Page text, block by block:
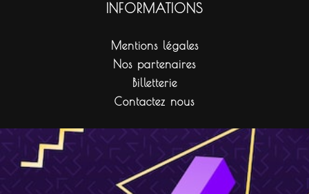
INFORMATIONS
Mentions légales
Nos partenaires
Billetterie
Contactez nous